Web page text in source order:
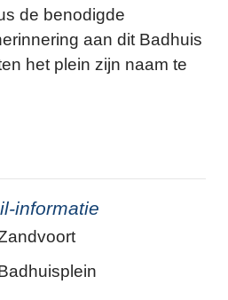
de benodigde
aan dit Badhuis
het plein zijn naam te
informatie